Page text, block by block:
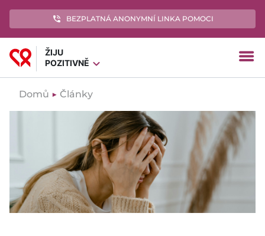
phone_in_talk BEZPLATNÁ ANONYMNÍ LINKA POMOCI
ŽIJU
POZITIVNĚ expand_more menu
Domů ▶ Články